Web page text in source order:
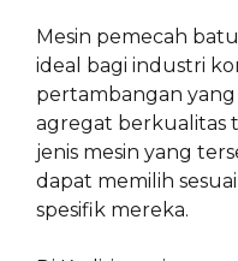
Mesin pemecah
ideal bagi industri
pertambangan
agregat berkualitas
jenis mesin yang
dapat memilih
spesifik mereka.